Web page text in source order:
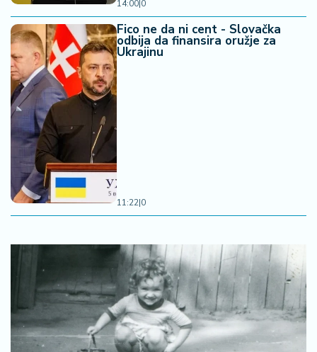
14:00 0
Fico ne da ni cent - Slovačka
odbija da finansira oružje za
Ukrajinu
11:22|0